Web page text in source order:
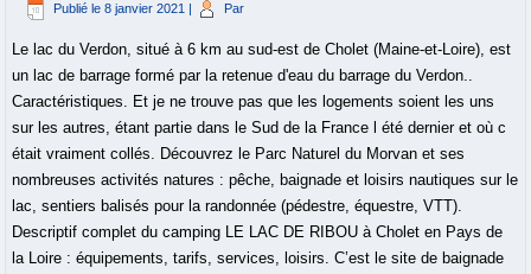
Publié le 8 janvier 2021 Par
Le lac du Verdon, situé à 6 km au sud-est de Cholet (Maine-et-Loire), est
un lac de barrage formé par la retenue d'eau du barrage du Verdon..
Caractéristiques. Et je ne trouve pas que les logements soient les uns
sur les autres, étant partie dans le Sud de la France l été dernier et où c
était vraiment collés. Découvrez le Parc Naturel du Morvan et ses
nombreuses activités natures : pêche, baignade et loisirs nautiques sur le
lac, sentiers balisés pour la randonnée (pédestre, équestre, VTT).
Descriptif complet du camping LE LAC DE RIBOU à Cholet en Pays de
la Loire : équipements, tarifs, services, loisirs. C’est le site de baignade